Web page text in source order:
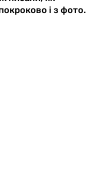
і з фото.